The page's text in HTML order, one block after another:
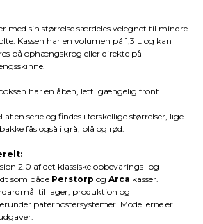
med sin størrelse særdeles velegnet til mindre
Kassen har en volumen på 1,3 L og kan
på ophængskrog eller direkte på
har en åben, lettilgængelig front.
af en serie og findes i forskellige størrelser, lige
fås også i grå, blå og rød.
2.0 af det klassiske opbevarings- og
som både Perstorp og Arca kasser.
til lager, produktion og
paternostersystemer. Modellerne er